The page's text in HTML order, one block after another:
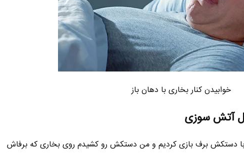
خوابیدن کنار بخاری با دهان باز
آتش سوزی
با دستکش برف بازی کردیم و من دستکش رو کشیدم روی بخاری که برفاش